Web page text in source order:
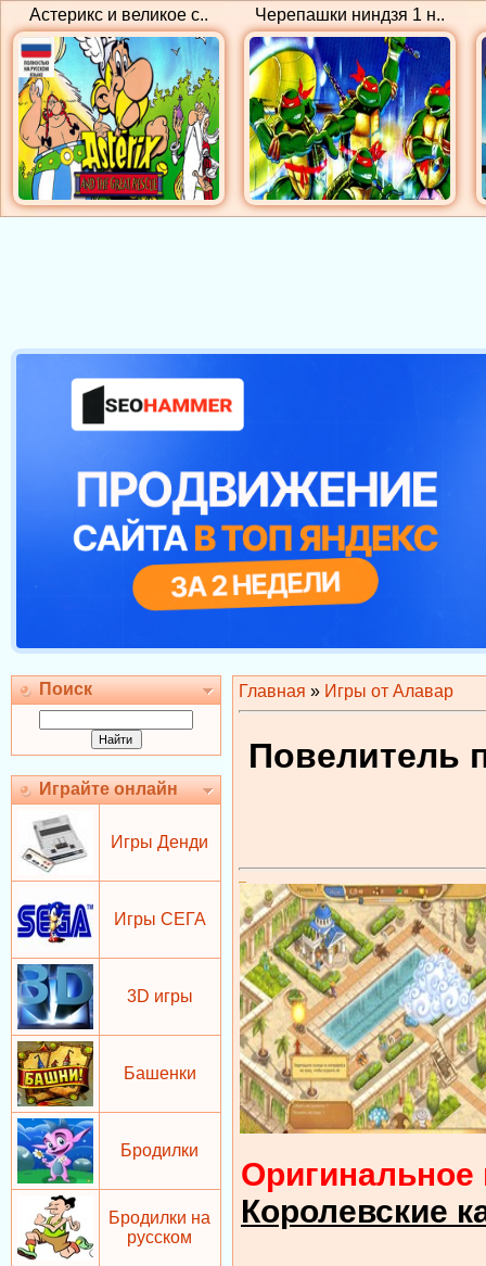
Астерикс и великое с.. Черепашки ниндзя 1 н..
Поиск
Играйте онлайн
Игры Денди
Игры СЕГА
3D игры
Башенки
Бродилки
Бродилки на
русском
Главная » Игры от Алавар
Повелитель
Оригинальное
Королевские